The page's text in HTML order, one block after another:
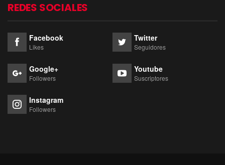
REDES SOCIALES
Facebook
Likes
Twitter
Seguidores
Google+
Followers
Youtube
Suscriptores
Instagram
Followers